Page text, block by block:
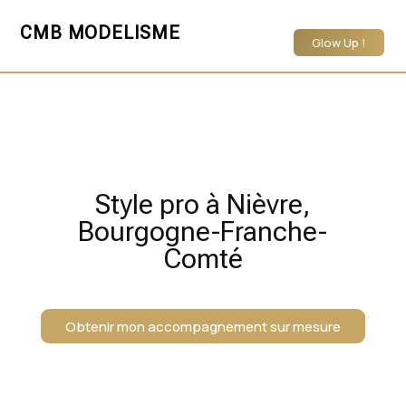
CMB MODELISME Glow Up !
Style pro à Nièvre,
Bourgogne-Franche-
Comté
Obtenir mon accompagnement sur mesure